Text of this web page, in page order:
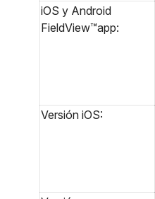
iOS y Android
FieldView™app:
Versión iOS: